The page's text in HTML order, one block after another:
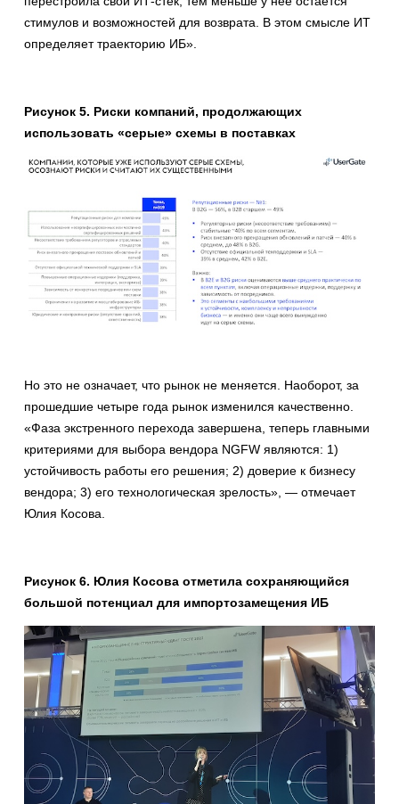
стимулов и возможностей для возврата. В этом смысле ИТ
определяет траекторию ИБ».
Рисунок 5. Риски компаний, продолжающих
использовать «серые» схемы в поставках
Но это не означает, что рынок не меняется. Наоборот, за
прошедшие четыре года рынок изменился качественно.
«Фаза экстренного перехода завершена, теперь главными
критериями для выбора вендора NGFW являются: 1)
устойчивость работы его решения; 2) доверие к бизнесу
вендора; 3) его технологическая зрелость», — отмечает
Юлия Косова.
Рисунок 6. Юлия Косова отметила сохраняющийся
большой потенциал для импортозамещения ИБ